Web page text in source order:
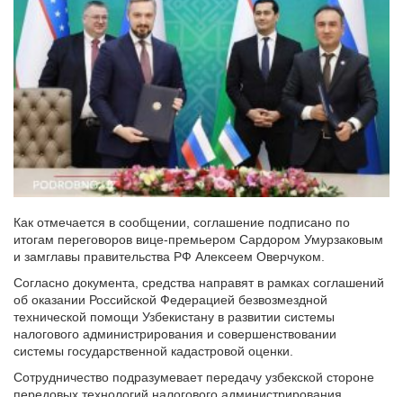
Как отмечается в сообщении, соглашение подписано по
итогам переговоров вице-премьером Сардором Умурзаковым
и замглавы правительства РФ Алексеем Оверчуком.
Согласно документа, средства направят в рамках соглашений
об оказании Российской Федерацией безвозмездной
технической помощи Узбекистану в развитии системы
налогового администрирования и совершенствовании
системы государственной кадастровой оценки.
Сотрудничество подразумевает передачу узбекской стороне
передовых технологий налогового администрирования